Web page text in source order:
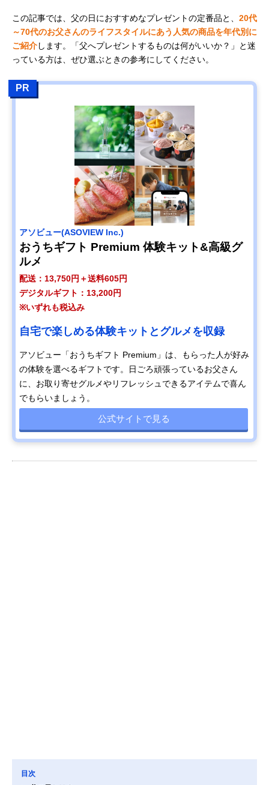
この記事では、父の日におすすめなプレゼントの定番品と、 20代
～70代のお父さんのライフスタイルにあう人気の商品を年代別に
ご紹介します。「父へプレゼントするものは何がいいか？」と迷
っている方は、ぜひ選ぶときの参考にしてください。
PR
アソビュー(ASOVIEW Inc.)
おうちギフト Premium 体験キット&高級グ
ルメ
配送：13,750円＋送料605円
デジタルギフト：13,200円
※いずれも税込み
自宅で楽しめる体験キットとグルメを収録
アソビュー「おうちギフト Premium」は、もらった人が好み
の体験を選べるギフトです。日ごろ頑張っているお父さん
に、お取り寄せグルメやリフレッシュできるアイテムで喜ん
でもらいましょう。
公式サイトで見る
目次